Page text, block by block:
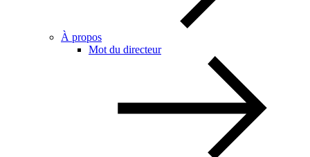
À propos
Mot du directeur